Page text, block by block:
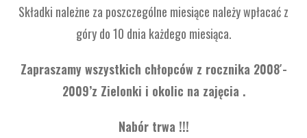
Składki należne za poszczególne miesiące należy wpłacać z
góry do 10 dnia każdego miesiąca.
Zapraszamy wszystkich chłopców z rocznika 2008′-
2009’z Zielonki i okolic na zajęcia .
Nabór trwa !!!